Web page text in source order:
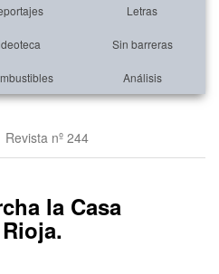
Letras
Sin barreras
Análisis
Revista nº 244
la Casa